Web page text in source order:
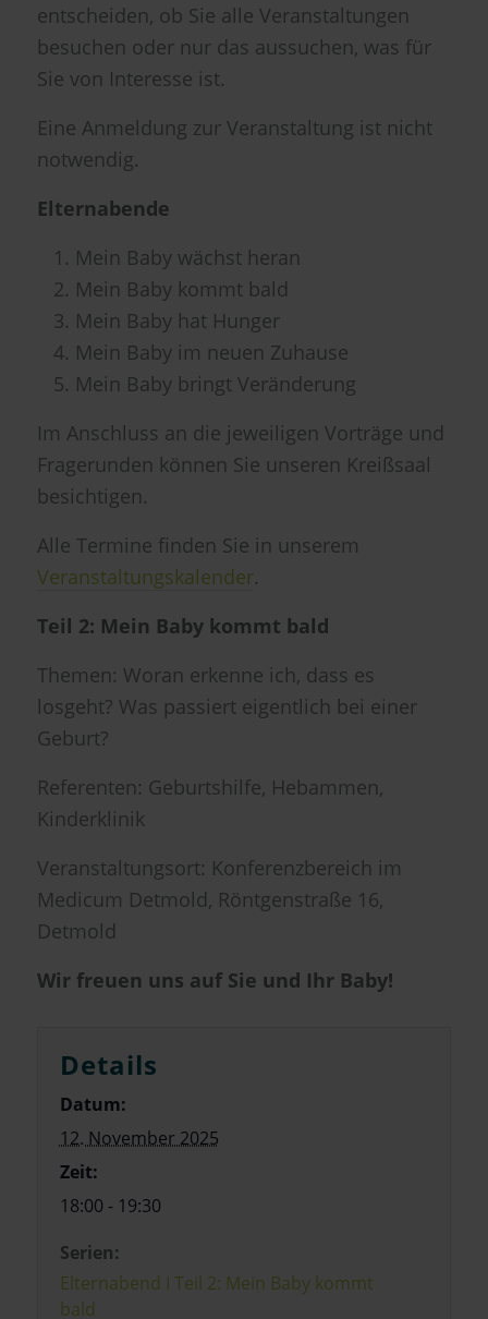
entscheiden, ob Sie alle Veranstaltungen
besuchen oder nur das aussuchen, was für
Sie von Interesse ist.
Eine Anmeldung zur Veranstaltung ist nicht
notwendig.
Elternabende
Mein Baby wächst heran
Mein Baby kommt bald
Mein Baby hat Hunger
Mein Baby im neuen Zuhause
Mein Baby bringt Veränderung
Im Anschluss an die jeweiligen Vorträge und
Fragerunden können Sie unseren Kreißsaal
besichtigen.
Alle Termine finden Sie in unserem
Veranstaltungskalender.
Teil 2: Mein Baby kommt bald
Themen: Woran erkenne ich, dass es
losgeht? Was passiert eigentlich bei einer
Geburt?
Referenten: Geburtshilfe, Hebammen,
Kinderklinik
Veranstaltungsort: Konferenzbereich im
Medicum Detmold, Röntgenstraße 16,
Detmold
Wir freuen uns auf Sie und Ihr Baby!
Details
Datum:
12. November 2025
Zeit:
18:00 - 19:30
Serien:
Elternabend I Teil 2: Mein Baby kommt
bald